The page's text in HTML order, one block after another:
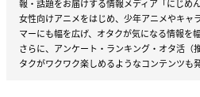
報・話題をお届けする情報メディア「にじめん
女性向けアニメをはじめ、少年アニメやキャ
マーにも幅を広げ、オタクが気になる情報を
さらに、アンケート・ランキング・オタ活（
タクがワクワク楽しめるようなコンテンツも